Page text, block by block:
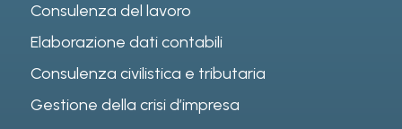
Consulenza del lavoro
Elaborazione dati contabili
Consulenza civilistica e tributaria
Gestione della crisi d’impresa